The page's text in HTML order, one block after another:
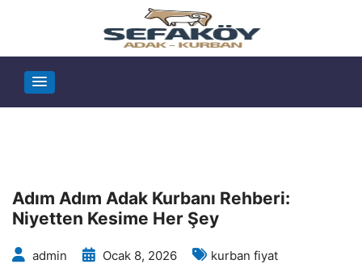
Adım Adım Adak Kurbanı Rehberi:
Niyetten Kesime Her Şey
admin Ocak 8, 2026 kurban fiyat